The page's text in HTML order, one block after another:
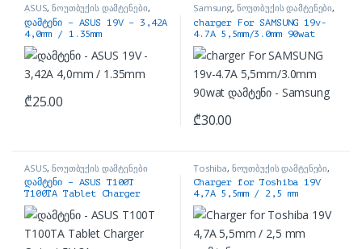
ASUS,ნოუთბუქის დამტენები,
ნოუთბუქის ნაწილები და
აქსესუარები
დამტენი – ASUS 19V – 3,42A
4,0mm / 1.35mm
₾25.00
Samsung, ნოუთბუქის დამტენები,
ნოუთბუქის ნაწილები და
აქსესუარები
charger For SAMSUNG 19v-
4.7A 5,5mm/3.0mm 90wat
დამტენი – Samsung
₾30.00
ASUS,ნოუთბუქის დამტენები
დამტენი – ASUS T100T
T100TA Tablet Charger
Output:5V 3A
Toshiba, ნოუთბუქის დამტენები,
ნოუთბუქის ნაწილები და
აქსესუარები
Charger for Toshiba 19V
4,7A 5,5mm / 2,5 mm
დამტენი